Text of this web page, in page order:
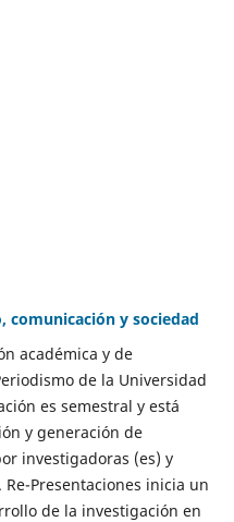
comunicación y sociedad
académica y de
de la Universidad
es semestral y está
y generación de
investigadoras (es) y
Presentaciones inicia un
de la investigación en